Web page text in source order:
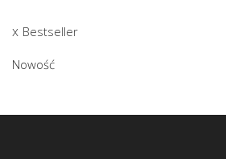
Bestseller
Nowość